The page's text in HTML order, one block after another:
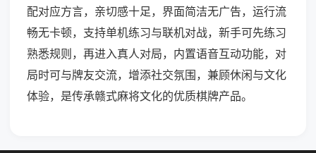
配对应方言，亲切感十足，界面简洁无广告，运行流
畅无卡顿，支持单机练习与联机对战，新手可先练习
熟悉规则，再进入真人对局，内置语音互动功能，对
局时可与牌友交流，增添社交氛围，兼顾休闲与文化
体验，是传承赣式麻将文化的优质棋牌产品。